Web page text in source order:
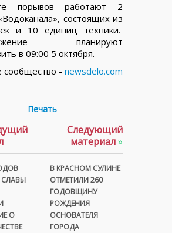
порывов работают 2
состоящих из
и 10 единиц техники.
планируют
в 09:00 5 октября.
сообщество - newsdelo.com
Печать
О
Следующий
материал»
В КРАСНОМ СУЛИНЕ
ОТМЕТИЛИ 260
ГОДОВЩИНУ
РОЖДЕНИЯ
ОСНОВАТЕЛЯ
ГОРОДА